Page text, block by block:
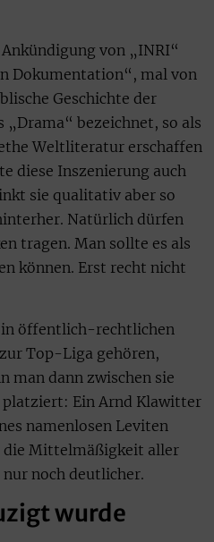
von „INRI“
Dokumentation“, mal von
Geschichte der
„Drama“ bezeichnet, so als
Weltliteratur erschaffen
diese Inszenierung auch
sie qualitativ aber so
Natürlich dürfen
tragen. Man sollte es als
können. Erst recht nicht
in öffentlich-rechtlichen
Top-Liga gehören,
man dann zwischen sie
platziert: Ein Arnd Klawitter
namenlosen Leviten
die Mittelmäßigkeit aller
noch deutlicher.
wurde